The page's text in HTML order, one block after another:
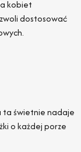
kobiet
dostosować
ta świetnie nadaje
o każdej porze